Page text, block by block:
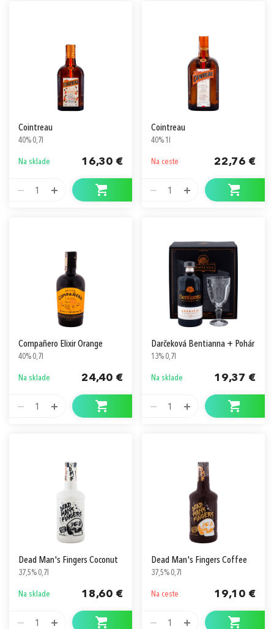
Cointreau
40% 0,7l
Na sklade 16,30 €
1
Cointreau
40% 1l
Na ceste 22,76 €
1
Compañero Elixir Orange
40% 0,7l
Na sklade 24,40 €
1
Darčeková Bentianna + Pohár
13% 0,7l
Na sklade 19,37 €
1
Dead Man's Fingers Coconut
37,5% 0,7l
Na sklade 18,60 €
1
Dead Man's Fingers Coffee
37,5% 0,7l
Na ceste 19,10 €
1